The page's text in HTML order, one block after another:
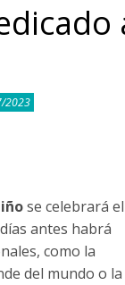
2023
se celebrará el
antes habrá
como la
del mundo o